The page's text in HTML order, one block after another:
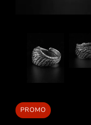
PROMO